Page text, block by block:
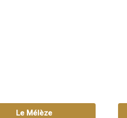
Le Mélèze